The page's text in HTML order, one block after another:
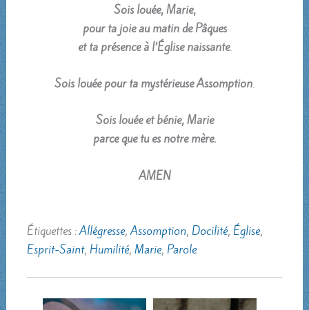
Sois louée,Marie,
pour ta joie au matin de Pâques
et ta présence à l’Église naissante.
Sois louée pour ta mystérieuse Assomption.
Sois louée et bénie,Marie
parce que tu es notre mère.
AMEN
Étiquettes :Allégresse,Assomption, Docilité, Église,
Esprit-Saint, Humilité, Marie, Parole